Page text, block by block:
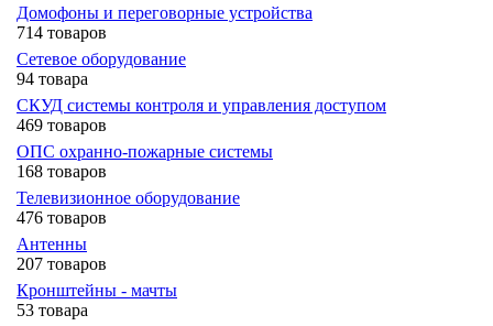
Домофоны и переговорные устройства
714 товаров
Сетевое оборудование
94 товара
СКУД системы контроля и управления доступом
469 товаров
ОПС охранно-пожарные системы
168 товаров
Телевизионное оборудование
476 товаров
Антенны
207 товаров
Кронштейны - мачты
53 товара